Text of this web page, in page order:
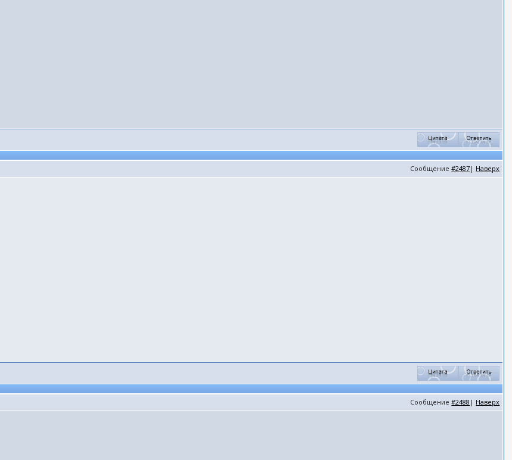
Сообщение#2487 | Наверх
Сообщение#2488 | Наверх